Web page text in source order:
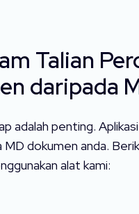
Talian
daripada
adalah penting.
dokumen anda.
alat kami: